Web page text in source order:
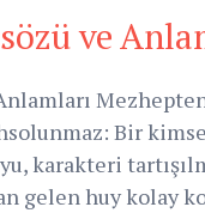
ve
Bir
karakteri
gelen huy kolay